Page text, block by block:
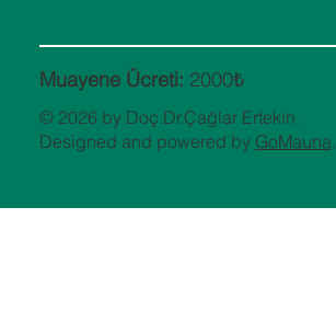
Muayene Ücreti: 2000₺
© 2026 by Doç.Dr.Çağlar Ertekin.
Designed and powered by GoMauna.